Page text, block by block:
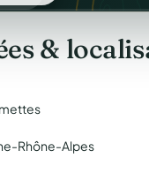
&
Rhône-Alpes